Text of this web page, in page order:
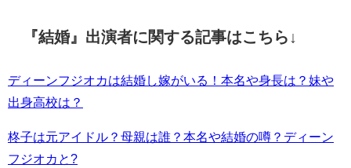
『結婚』出演者に関する記事はこちら↓
ディーンフジオカは結婚し嫁がいる！本名や身長は？妹や
出身高校は？
柊子は元アイドル？母親は誰？本名や結婚の噂？ディーン
フジオカと?